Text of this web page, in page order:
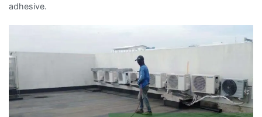
adhesive.